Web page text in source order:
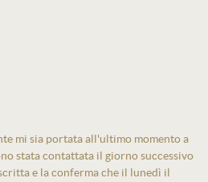
mi sia portata all'ultimo momento a
stata contattata il giorno successivo
e la conferma che il lunedì il